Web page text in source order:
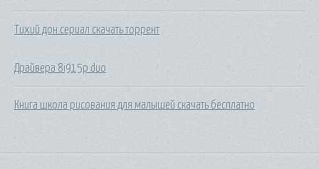
Тихий дон сериал скачать торрент
Драйвера 8i915p duo
Книга школа рисования для малышей скачать бесплатно